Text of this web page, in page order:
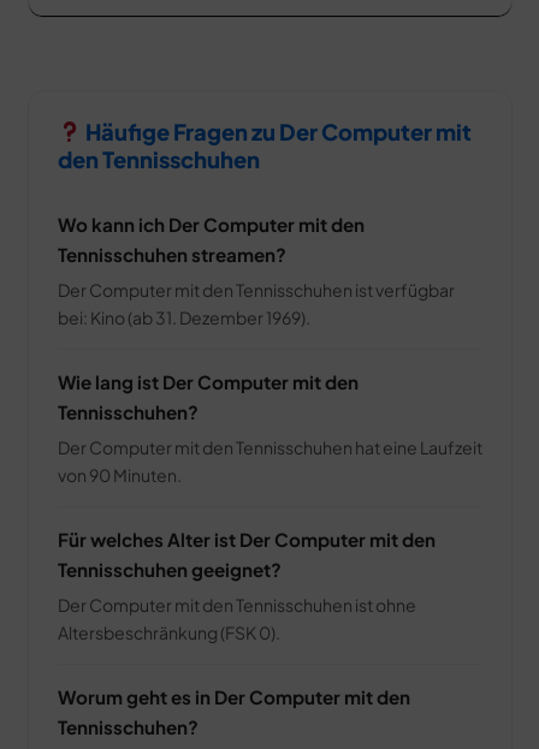
Häufige Fragen zu Der Computer mit
den Tennisschuhen
Wo kann ich Der Computer mit den
Tennisschuhen streamen?
Der Computer mit den Tennisschuhen ist verfügbar
bei: Kino (ab 31. Dezember 1969).
Wie lang ist Der Computer mit den
Tennisschuhen?
Der Computer mit den Tennisschuhen hat eine Laufzeit
von 90 Minuten.
Für welches Alter ist Der Computer mit den
Tennisschuhen geeignet?
Der Computer mit den Tennisschuhen ist ohne
Altersbeschränkung (FSK 0).
Worum geht es in Der Computer mit den
Tennisschuhen?